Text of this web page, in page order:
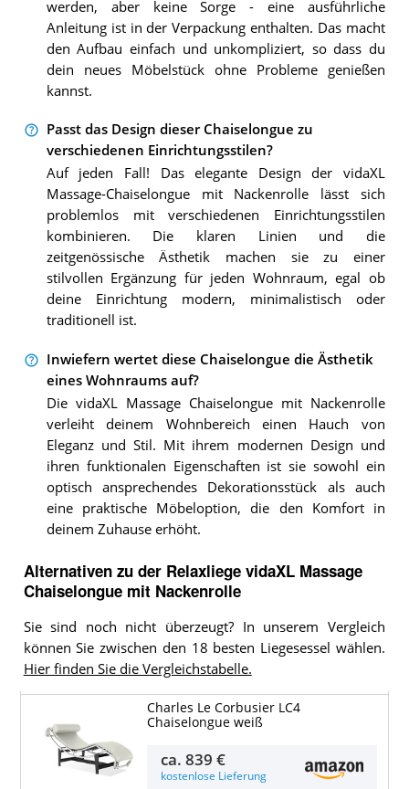
werden, aber keine Sorge - eine ausführliche
Anleitung ist in der Verpackung enthalten. Das macht
den Aufbau einfach und unkompliziert, so dass du
dein neues Möbelstück ohne Probleme genießen
kannst.
Passt das Design dieser Chaiselongue zu
verschiedenen Einrichtungsstilen?
Auf jeden Fall! Das elegante Design der vidaXL
Massage-Chaiselongue mit Nackenrolle lässt sich
problemlos mit verschiedenen Einrichtungsstilen
kombinieren. Die klaren Linien und die
zeitgenössische Ästhetik machen sie zu einer
stilvollen Ergänzung für jeden Wohnraum, egal ob
deine Einrichtung modern, minimalistisch oder
traditionell ist.
Inwiefern wertet diese Chaiselongue die Ästhetik
eines Wohnraums auf?
Die vidaXL Massage Chaiselongue mit Nackenrolle
verleiht deinem Wohnbereich einen Hauch von
Eleganz und Stil. Mit ihrem modernen Design und
ihren funktionalen Eigenschaften ist sie sowohl ein
optisch ansprechendes Dekorationsstück als auch
eine praktische Möbeloption, die den Komfort in
deinem Zuhause erhöht.
Alternativen zu der Relaxliege vidaXL Massage
Chaiselongue mit Nackenrolle
Sie sind noch nicht überzeugt? In unserem Vergleich
können Sie zwischen den 18 besten Liegesessel wählen.
Hier finden Sie die Vergleichstabelle.
Charles Le Corbusier LC4
Chaiselongue weiß
ca.839 €
kostenlose Lieferung